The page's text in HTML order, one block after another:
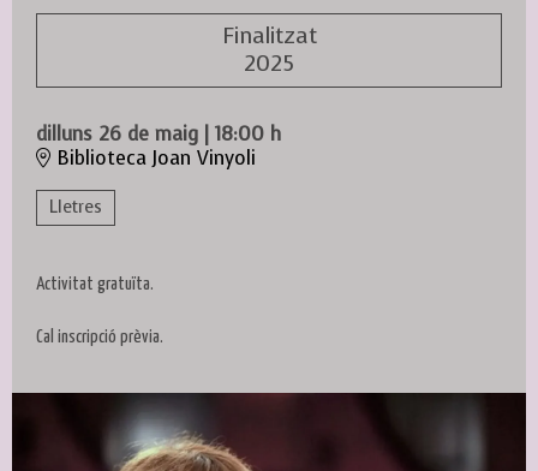
Finalitzat
2025
dilluns 26 de maig | 18:00 h
Biblioteca Joan Vinyoli
Lletres
Activitat gratuïta.
Cal inscripció prèvia.